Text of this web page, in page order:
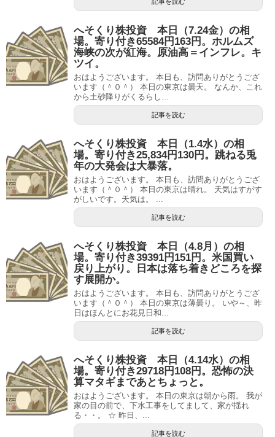
へそくり株投資 本日（7.24金）の相
場。寄り付き65584円163円。ホルムズ
海峡の次が紅海。原油高＝インフレ。キ
ツイ。
おはようございます。 本日も、訪問ありがとうござ
います（＾０＾） 本日の東京は曇天。 なんか、これ
から土砂降りがくるらし...
記事を読む
へそくり株投資 本日（1.4水）の相
場。寄り付き25,834円130円。跳ねる兎
年の大発会は大暴落。
おはようございます。 本日も、訪問ありがとうござ
います（＾０＾） 本日の東京は晴れ。 天気はすがす
がしいです。天気は。 ...
記事を読む
へそくり株投資 本日（4.8月）の相
場。寄り付き39391円151円。米国買い
戻り上がり。日本は落ち着きどころを探
す展開か。
おはようございます。 本日も、訪問ありがとうござ
います（＾０＾） 本日の東京は薄曇り。 いや～、昨
日はほんとにお花見日和...
記事を読む
へそくり株投資 本日（4.14水）の相
場。寄り付き29718円108円。恐怖の決
算マタギまであとちょっと。
おはようございます。 本日の東京は朝から雨。 我が
家の目の前で、下水工事をしてまして、家が揺れ
る・・。 ☆ 昨日、...
記事を読む